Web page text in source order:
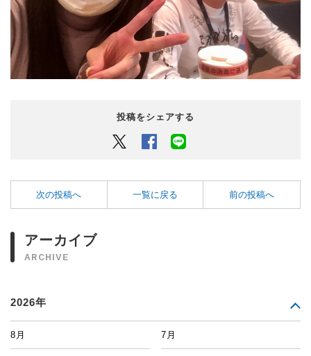
投稿をシェアする
Twitter Facebook
次の投稿へ 一覧に戻る 前の投稿へ
アーカイブ
ARCHIVE
2026年
8月 7月